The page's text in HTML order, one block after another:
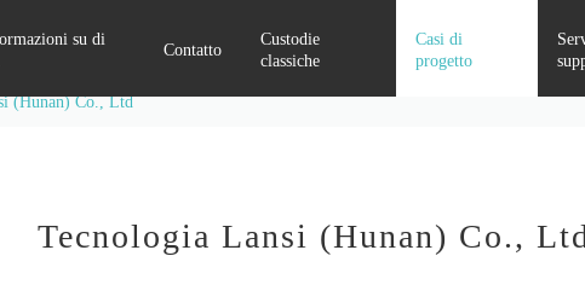
su di
Contatto
Custodie
classiche
Casi di
progetto
(Hunan) Co., Ltd
Tecnologia Lansi (Hunan) Co.,